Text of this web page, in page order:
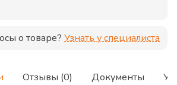
о товаре? Узнать у специалиста
Отзывы (0) Документы